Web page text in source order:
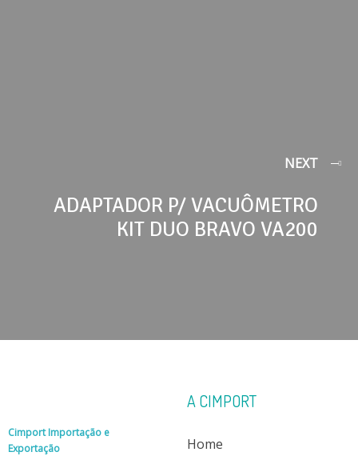
NEXT
ADAPTADOR P/ VACUÔMETRO
KIT DUO BRAVO VA200
Cimport Importação e
Exportação
A CIMPORT
Home